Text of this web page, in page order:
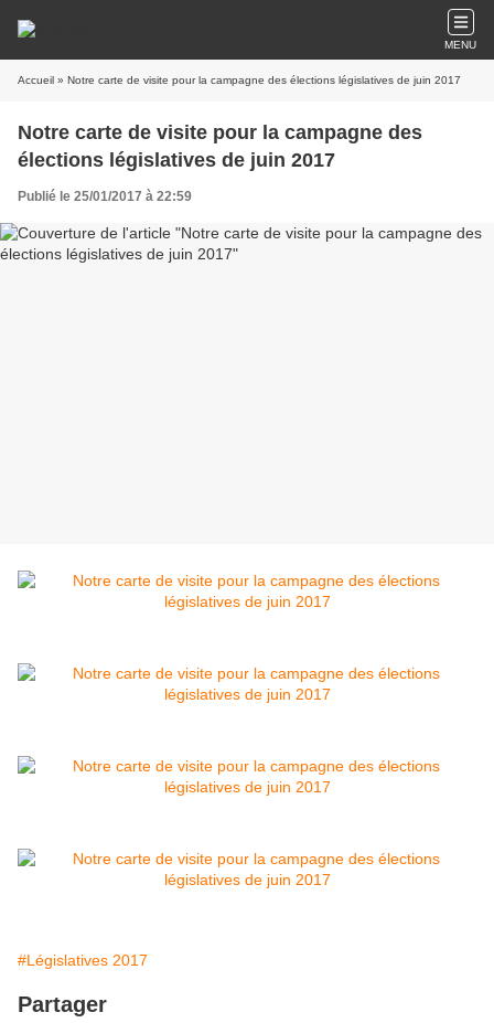
MENU
Accueil » Notre carte de visite pour la campagne des élections législatives de juin 2017
Notre carte de visite pour la campagne des
élections législatives de juin 2017
Publié le 25/01/2017 à 22:59
#Législatives 2017
Partager